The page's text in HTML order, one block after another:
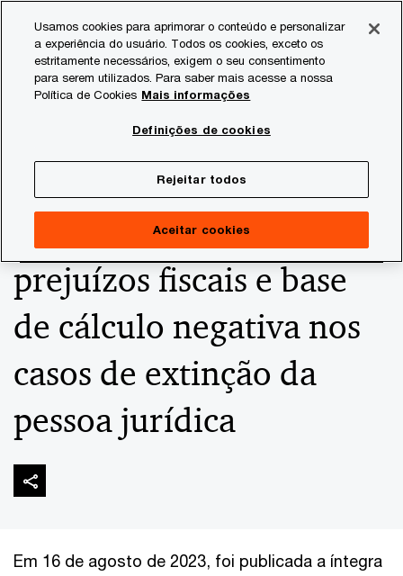
content
footer
Consultoria Tributária
IRPJ/CSLL - Aplicação
da trava de 30% para
compensação de
prejuízos fiscais e base
de cálculo negativa nos
casos de extinção da
pessoa jurídica
Em 16 de agosto de 2023, foi publicada a íntegra
Usamos cookies para aprimorar o conteúdo e personalizar
a experiência do usuário. Todos os cookies, exceto os
estritamente necessários, exigem o seu consentimento
para serem utilizados. Para saber mais acesse a nossa
Política de Cookies Mais informações
Definições de cookies
Rejeitar todos
Aceitar cookies